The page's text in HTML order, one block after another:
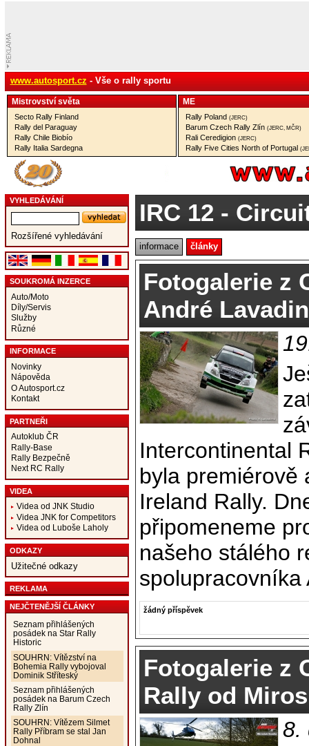
www.autosport.cz - Vše o rally sportu
Mistrovství­ světa
Secto Rally Finland
Rally del Paraguay
Rally Chile Biobío
Rally Italia Sardegna
ME
Rally Poland (JERC)
Barum Czech Rally Zlín (JERC, MČR)
Rali Ceredigion (JERC)
Rally Five Cities North of Portugal
VYHLEDÁVÁNÍ
Rozšířené vyhledávání
SOUKROMÁ INZERCE
Auto/Moto
Díly/Servis
Služby
Různé
INFORMACE
Novinky
Nápověda
O Autosport.cz
Kontakt
PARTNEŘI
Autoklub ČR
Rally-Base
Rally Bezpečně
Next RC Rally
VIDEA
Videa od JNK Studio
Videa JNK for Competitors
Videa od Luboše Laholy
ODKAZY
Užitečné odkazy
REKLAMA
NEJČTENĚJŠÍ ČLÁNKY
Seznam přihlášených
posádek na Star Rally
Historic
SOUHRN: Vítězství na
Bohemia Rally vybojoval
Dominik Stříteský
Seznam přihlášených
posádek na Barum Czech
Rally Zlín
SOUHRN: Vítězem Silmet
Rally Příbram se stal Jan
Dohnal
IRC 12 -
informace články
Fotogalerie z
André
Intercontinental
byla premiérově
Ireland Rally.
připomeneme
našeho stálého
spolupracovníka
žádný příspěvek
Fotogalerie z
Rally od
8.